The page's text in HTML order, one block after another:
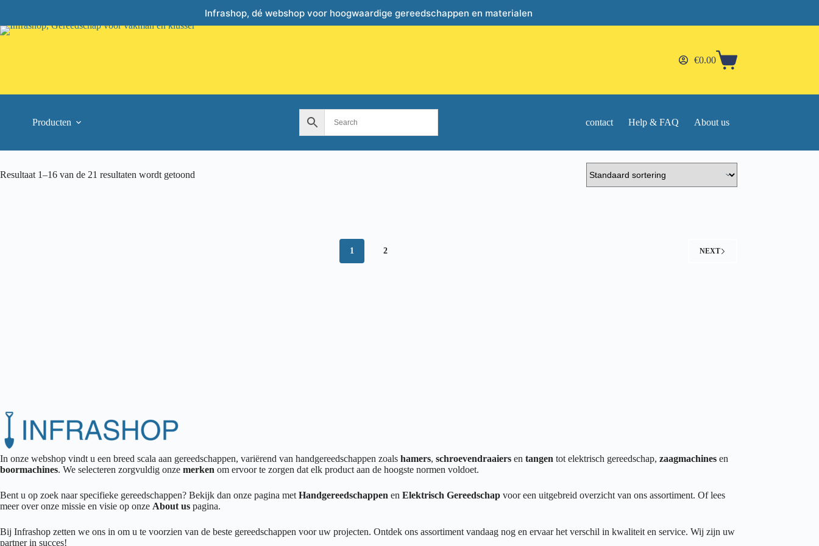
content
Infrashop, dé webshop voor hoogwaardige gereedschappen en materialen
Shopping
€0.00
Producten contact Help & FAQ About us
Resultaat 1–16 van de 21 resultaten wordt getoond
1 2 NEXT
In onze webshop vindt u een breed scala aan gereedschappen, variërend van handgereedschappen zoals hamers, schroevendraaiers en tangen tot elektrisch gereedschap, zaagmachines en
boormachines. We selecteren zorgvuldig onze merken om ervoor te zorgen dat elk product aan de hoogste normen voldoet.
Bent u op zoek naar specifieke gereedschappen? Bekijk dan onze pagina met Handgereedschappen en Elektrisch Gereedschap voor een uitgebreid overzicht van ons assortiment. Of lees
meer over onze missie en visie op onze About us pagina.
Bij Infrashop zetten we ons in om u te voorzien van de beste gereedschappen voor uw projecten. Ontdek ons assortiment vandaag nog en ervaar het verschil in kwaliteit en service. Wij zijn uw
partner in succes!